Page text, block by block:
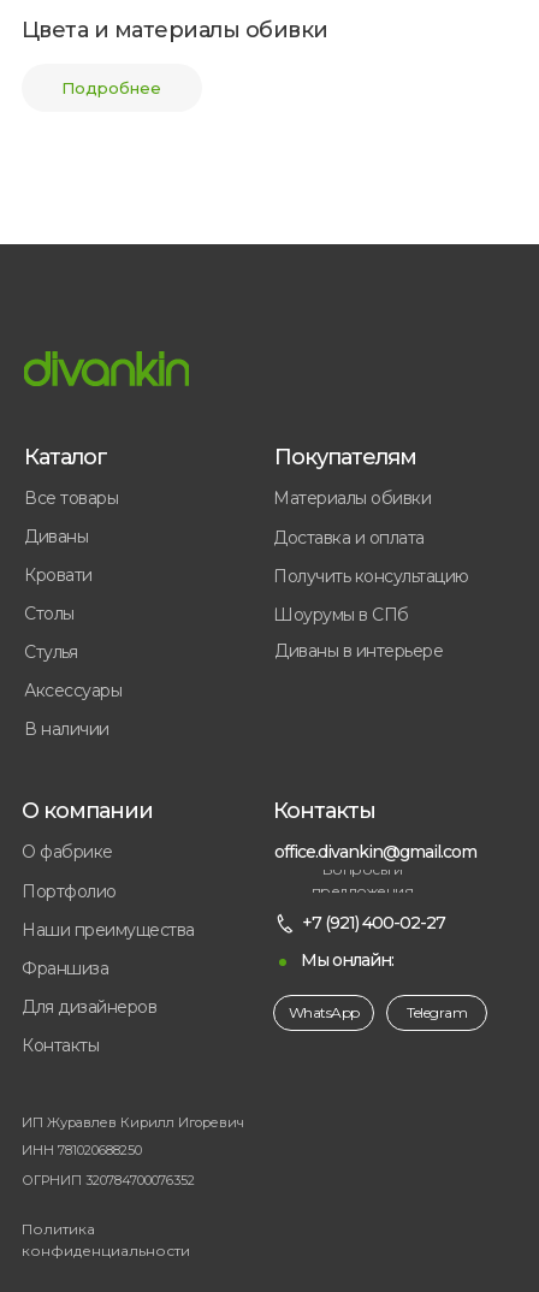
Подробнее
Цвета и материалы обивки
Все товары
Диваны
Кровати
Стулья
Столы
Аксессуары
В наличии
Каталог
Материалы обивки
Доставка и оплата
Получить консультацию
Шоурумы в СПб
Диваны в интерьере
Покупателям
О фабрике
Портфолио
Наши преимущества
Франшиза
О компании
Контакты
Контакты
office.divankin@gmail.com
Вопросы и
предложения
+7 (921) 400-02-27
Мы онлайн:
WhatsApp Telegram
ИП Журавлев Кирилл Игоревич
ИНН 781020688250
ОГРНИП 320784700076352
Политика
конфиденциальности
Для дизайнеров